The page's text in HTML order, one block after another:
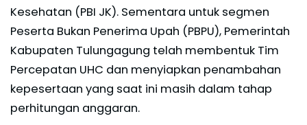
Kesehatan (PBI JK). Sementara untuk segmen
Peserta Bukan Penerima Upah (PBPU), Pemerintah
Kabupaten Tulungagung telah membentuk Tim
Percepatan UHC dan menyiapkan penambahan
kepesertaan yang saat ini masih dalam tahap
perhitungan anggaran.